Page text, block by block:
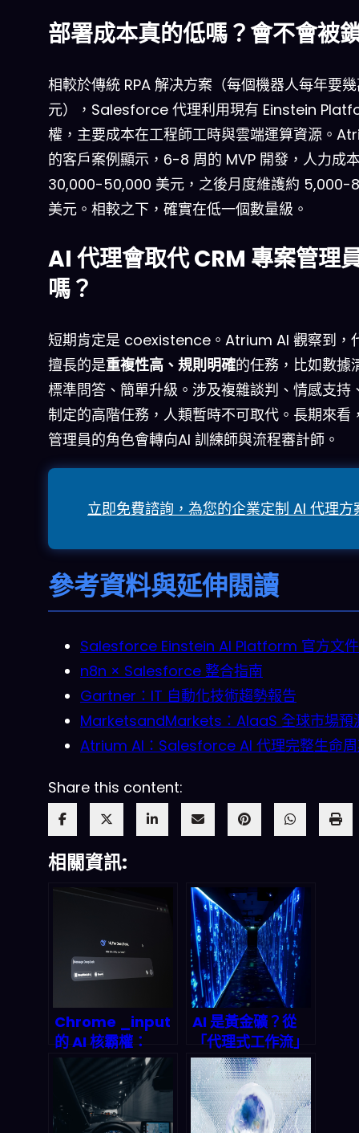
部署成本真的低嗎？會不會被
相較於傳統 RPA 解决方案（每個機器人每年要
元），Salesforce 代理利用現有 Einstein
權，主要成本在工程師工時與雲端運算資源。
的客戶案例顯示，6-8 周的 MVP 開發，人力成
30,000-50,000 美元，之後月度維護約 5,000-
美元。相較之下，確實在低一個數量級。
AI 代理會取代 CRM 專案管理
嗎？
短期肯定是 coexistence。Atrium AI 觀察到，
擅長的是重複性高、規則明確的任務，比如數據
標準問答、簡單升級。涉及複雜談判、情感支持
制定的高階任務，人類暫時不可取代。長期來看
管理員的角色會轉向AI 訓練師與流程審計師 。
立即免費諮詢，為您的企業定制 AI 代理方
參考資料與延伸閱讀
Salesforce Einstein AI Platform 官方文件
n8n × Salesforce 整合指南
Gartner：IT 自動化技術趨勢報告
MarketsandMarkets：AIaaS 全球市場預
Atrium AI：Salesforce AI 代理完整生命
Share this content:
相關資訊:
Chrome _input
的 AI 核霸權：
Gemini 如何
quietly 吃掉你的
瀏覽器畫面？
AI 是黃金礦？從
「代理式工作流」
到投資擠壓：
2026 年你該怎麼
看懂這場資本淘金
戰